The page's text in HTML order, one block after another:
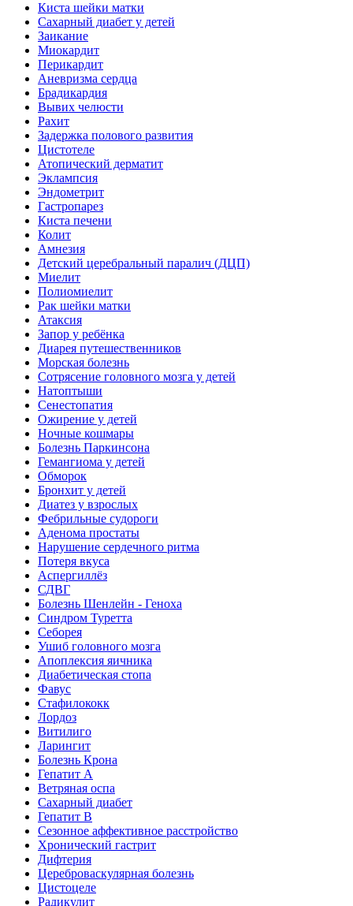
Киста шейки матки
Сахарный диабет у детей
Заикание
Миокардит
Перикардит
Аневризма сердца
Брадикардия
Вывих челюсти
Рахит
Задержка полового развития
Цистотеле
Атопический дерматит
Эклампсия
Эндометрит
Гастропарез
Киста печени
Колит
Амнезия
Детский церебральный паралич (ДЦП)
Миелит
Полиомиелит
Рак шейки матки
Атаксия
Запор у ребёнка
Диарея путешественников
Морская болезнь
Сотрясение головного мозга у детей
Натоптыши
Сенестопатия
Ожирение у детей
Ночные кошмары
Болезнь Паркинсона
Гемангиома у детей
Обморок
Бронхит у детей
Диатез у взрослых
Фебрильные судороги
Аденома простаты
Нарушение сердечного ритма
Потеря вкуса
Аспергиллёз
СДВГ
Болезнь Шенлейн - Геноха
Синдром Туретта
Себорея
Ушиб головного мозга
Апоплексия яичника
Диабетическая стопа
Фавус
Стафилококк
Лордоз
Витилиго
Ларингит
Болезнь Крона
Гепатит A
Ветряная оспа
Сахарный диабет
Гепатит B
Сезонное аффективное расстройство
Хронический гастрит
Дифтерия
Цереброваскулярная болезнь
Цистоцеле
Радикулит